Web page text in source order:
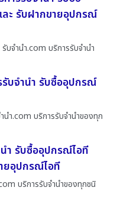
ะ รับฝากขายอุปกรณ์
บจํานํา.com บริการรับจำนำ
บจำนำ รับซื้ออุปกรณ์
นํา.com บริการรับจำนำของทุก
ำ รับซื้ออุปกรณ์ไอที
ยอุปกรณ์ไอที
บริการรับจำนำของทุกชนิ